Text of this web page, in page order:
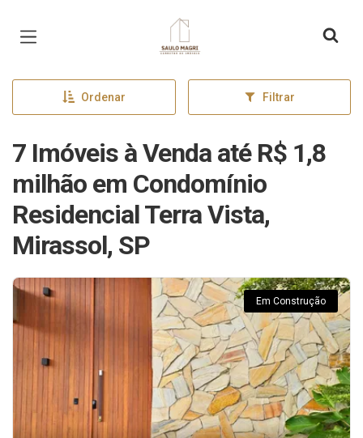
Página inicial
Ordenar Filtrar
7 Imóveis à Venda até R$ 1,8
milhão em Condomínio
Residencial Terra Vista,
Mirassol, SP
Em Construção